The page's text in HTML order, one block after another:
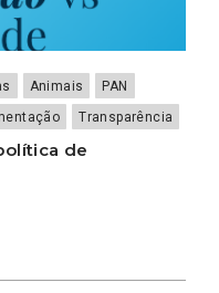
Animais
PAN
Transparência
de